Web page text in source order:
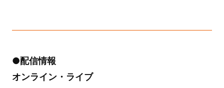
●配信情報
オンライン・ライブ